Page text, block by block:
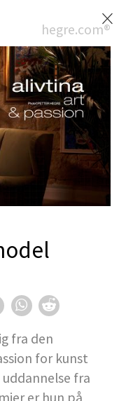
×
hegre.com®
fra den
for kunst
fra